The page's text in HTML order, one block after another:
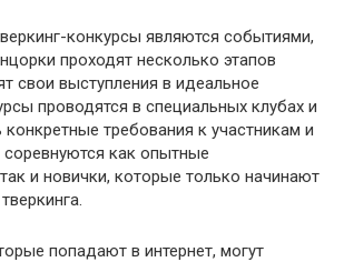
конкурсы являются событиями,
проходят несколько этапов
свои выступления в идеальное
проводятся в специальных клубах и
конкретные требования к участникам и
как опытные
и новички, которые только начинают
попадают в интернет, могут